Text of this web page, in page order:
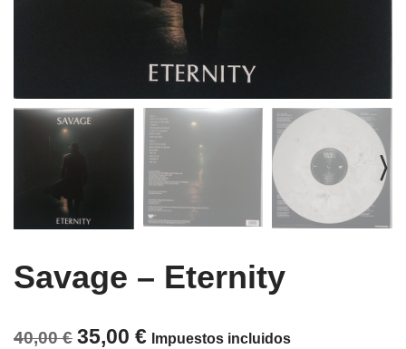
Savage ‎– Eternity
40,00€ 35,00 € Impuestos incluidos